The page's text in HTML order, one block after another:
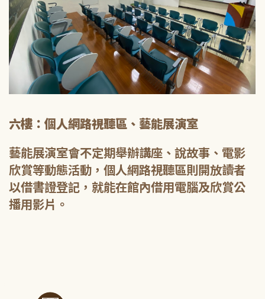
六樓：個人網路視聽區、藝能展演室
藝能展演室會不定期舉辦講座、說故事、電影
欣賞等動態活動，個人網路視聽區則開放讀者
以借書證登記，就能在館內借用電腦及欣賞公
播用影片。